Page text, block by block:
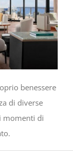
benessere
di diverse
momenti di